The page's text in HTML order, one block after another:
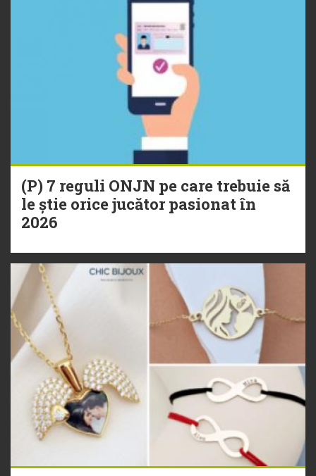
(P) 7 reguli ONJN pe care trebuie să
le știe orice jucător pasionat în
2026